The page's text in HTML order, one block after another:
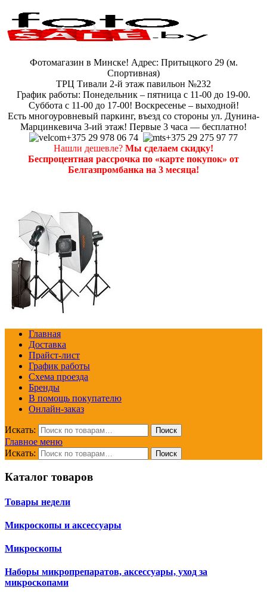
Фотомагазин в Минске! Адрес: Притыцкого 29 (м.
Спортивная)
ТРЦ Тивали 2-й этаж павильон №232
График работы: Понедельник – пятница с 11-00 до 19-00.
Суббота с 11-00 до 17-00! Воскресенье – выходной!
Есть многоуровневый паркинг, въезд со стороны ул. Дунина-
Марцинкевича 3-ий этаж! Первые 3 часа — бесплатно!
+375 29 978 06 74
+375 29 275 97 77
Нашли дешевле? Мы сделаем скидку!
Беспроцентная рассрочка по «карте покупок» от
Белгазпромбанка на 3 месяца!
Главная
Доставка
Прайст-лист
График работы
Схема проезда
Бренды
В помощь покупателю
Онлайн-заказ
Искать: Поиск
Главное меню
Искать:
Поиск
Каталог товаров
Товары недели
Микроскопы и аксессуары
Микроскопы
Наборы микропрепаратов, аксессуары, уход за
микроскопами